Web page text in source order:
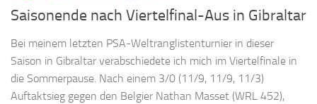
Saisonende nach Viertelfinal-Aus in Gibraltar
Bei meinem letzten PSA-Weltranglistenturnier in dieser
Saison in Gibraltar verabschiedete ich mich im Viertelfinale in
die Sommerpause. Nach einem 3/0 (11/9, 11/9, 11/3)
Auftaktsieg gegen den Belgier Nathan Masset (WRL 452),